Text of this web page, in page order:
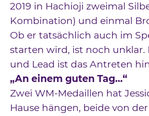
2019 in Hachioji zweimal
Kombination) und einmal
Ob er tatsächlich auch im
starten wird, ist noch unklar.
und Lead ist das Antreten
„An einem guten Tag…“
Zwei WM-Medaillen hat
Hause hängen, beide von